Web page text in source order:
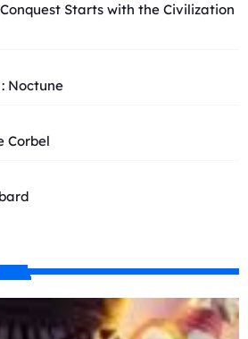
Starts with the Civilization
Noctune
Corbel